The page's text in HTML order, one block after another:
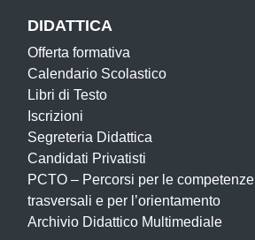
DIDATTICA
Offerta formativa
Calendario Scolastico
Libri di Testo
Iscrizioni
Segreteria Didattica
Candidati Privatisti
PCTO – Percorsi per le competenze
trasversali e per l’orientamento
Archivio Didattico Multimediale